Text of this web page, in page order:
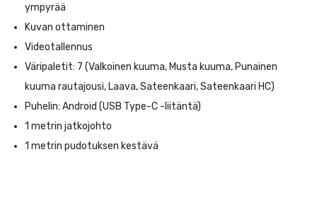
ympyrää
Kuvan ottaminen
Videotallennus
Väripaletit: 7 (Valkoinen kuuma, Musta kuuma, Punainen
kuuma rautajousi, Laava, Sateenkaari, Sateenkaari HC)
Puhelin: Android (USB Type-C -liitäntä)
1 metrin jatkojohto
1 metrin pudotuksen kestävä